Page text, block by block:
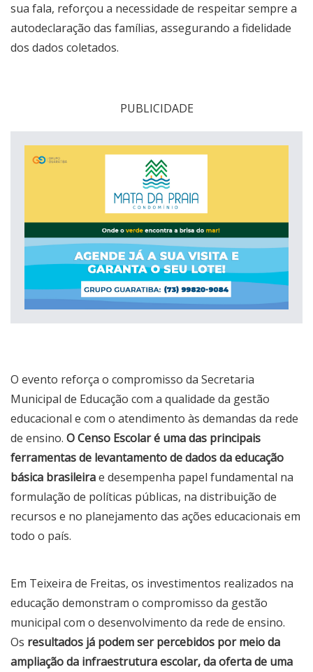
sua fala, reforçou a necessidade de respeitar sempre a
autodeclaração das famílias, assegurando a fidelidade
dos dados coletados.
PUBLICIDADE
O evento reforça o compromisso da Secretaria
Municipal de Educação com a qualidade da gestão
educacional e com o atendimento às demandas da rede
de ensino. O Censo Escolar é uma das principais
ferramentas de levantamento de dados da educação
básica brasileirae desempenha papel fundamental na
formulação de políticas públicas, na distribuição de
recursos e no planejamento das ações educacionais em
todo o país.
Em Teixeira de Freitas, os investimentos realizados na
educação demonstram o compromisso da gestão
municipal com o desenvolvimento da rede de ensino.
Os resultados já podem ser percebidos por meio da
ampliação da infraestrutura escolar, da oferta de uma